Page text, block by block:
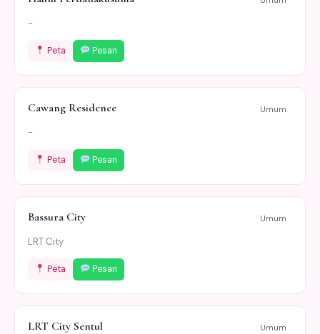
-
Peta Pesan
Cawang Residence Umum
-
Peta Pesan
Bassura City Umum
LRT City
Peta Pesan
LRT City Sentul Umum